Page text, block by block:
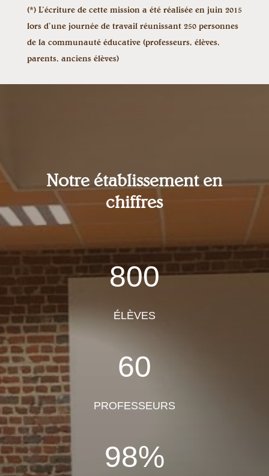
(*) L’écriture de cette mission a été réalisée en juin 2015
lors d’une journée de travail réunissant 250 personnes
de la communauté éducative (professeurs, élèves,
parents, anciens élèves)
Notre établissement en
chiffres
800
ÉLÈVES
60
PROFESSEURS
98%